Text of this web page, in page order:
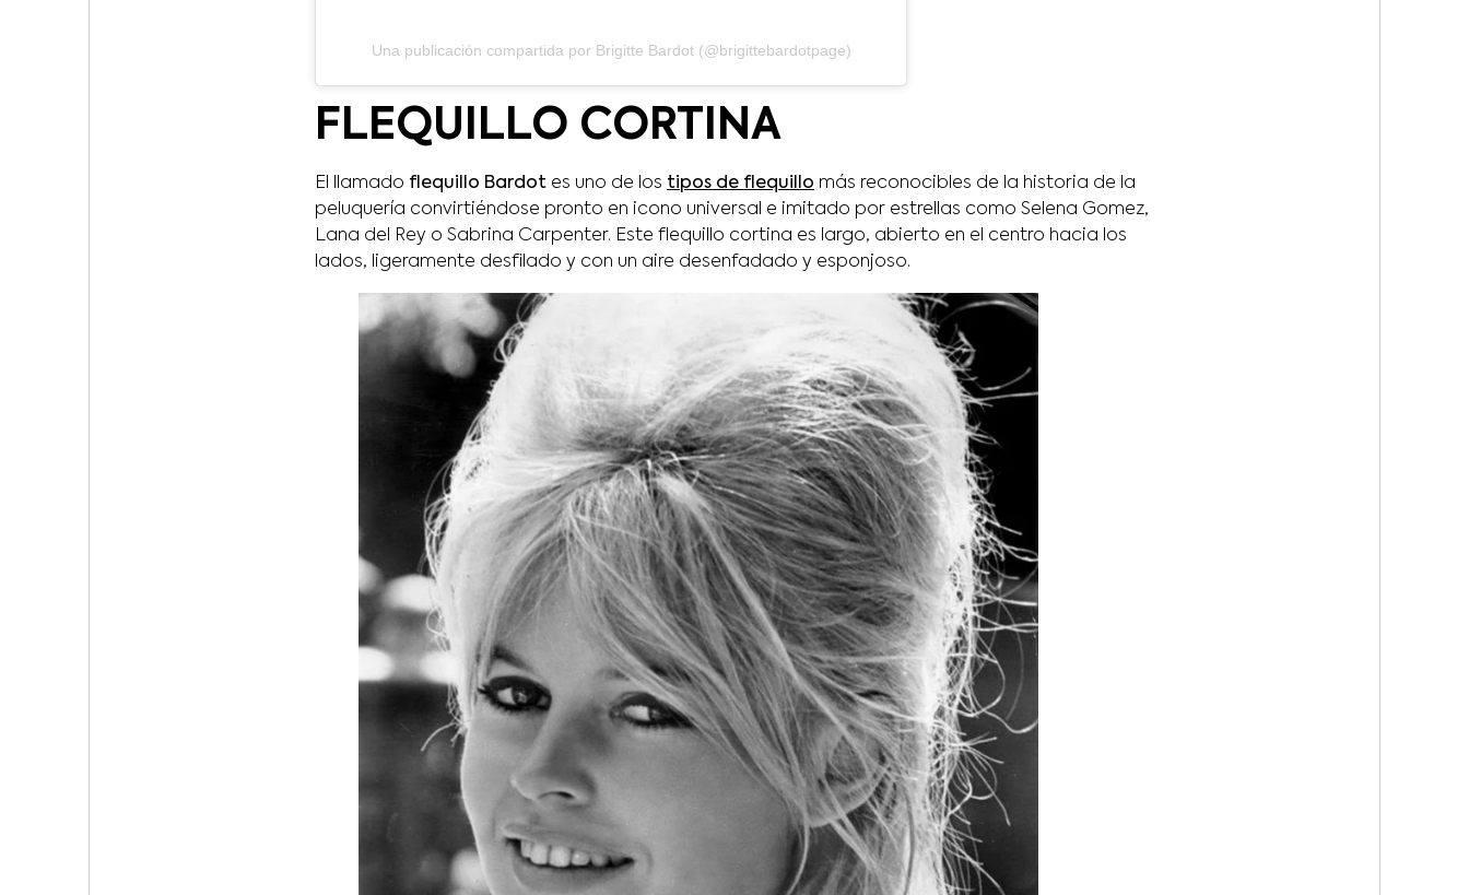
Una publicación compartida por Brigitte Bardot (@brigittebardotpage)
FLEQUILLO CORTINA
El llamado flequillo Bardot es uno de los tipos de flequillo más reconocibles de la historia de la
peluquería convirtiéndose pronto en icono universal e imitado por estrellas como Selena Gomez,
Lana del Rey o Sabrina Carpenter. Este flequillo cortina es largo, abierto en el centro hacia los
lados, ligeramente desfilado y con un aire desenfadado y esponjoso.